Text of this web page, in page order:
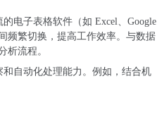
电子表格软件（如 Excel、Google
频繁切换，提高工作效率。与数据
析流程。
自动化处理能力。例如，结合机